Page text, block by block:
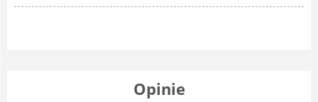
Opinie